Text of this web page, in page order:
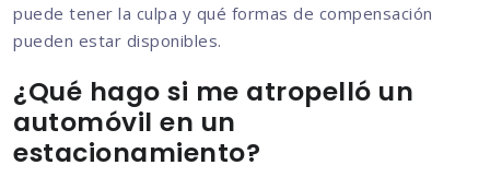
puede tener la culpa y qué formas de compensación
pueden estar disponibles.
¿Qué hago si me atropelló un
automóvil en un
estacionamiento?